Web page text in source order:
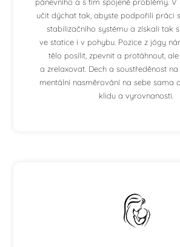
učit dýchat tak, abyste podpořili práci
stabilizačního systému a získali tak
ve statice i v pohybu. Pozice z jógy
tělo posílit, zpevnit a protáhnout,
a zrelaxovat. Dech a soustředěnost
mentální nasměrování na sebe sama
klidu a vyrovnanosti.